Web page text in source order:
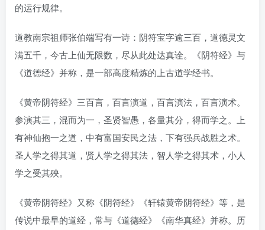
的运行规律。
道教南宗祖师张伯端写有一诗：阴符宝字逾三百，道德灵文
满五千，今古上仙无限数，尽从此处达真诠。《阴符经》与
《道德经》并称，是一部高度精炼的上古道学经书。
《黄帝阴符经》三百言，百言演道，百言演法，百言演术。
参演其三，混而为一，圣贤智愚，各量其分，得而学之。上
有神仙抱一之道，中有富国安民之法，下有强兵战胜之术。
圣人学之得其道，贤人学之得其法，智人学之得其术，小人
学之受其殃。
《黄帝阴符经》又称《阴符经》《轩辕黄帝阴符经》等，是
传说中最早的道经，常与《道德经》《南华真经》并称。历